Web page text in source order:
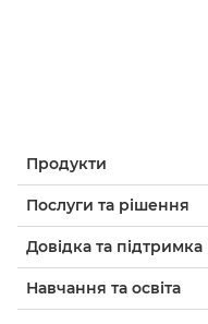
Продукти
Послуги та рішення
Довідка та підтримка
Навчання та освіта